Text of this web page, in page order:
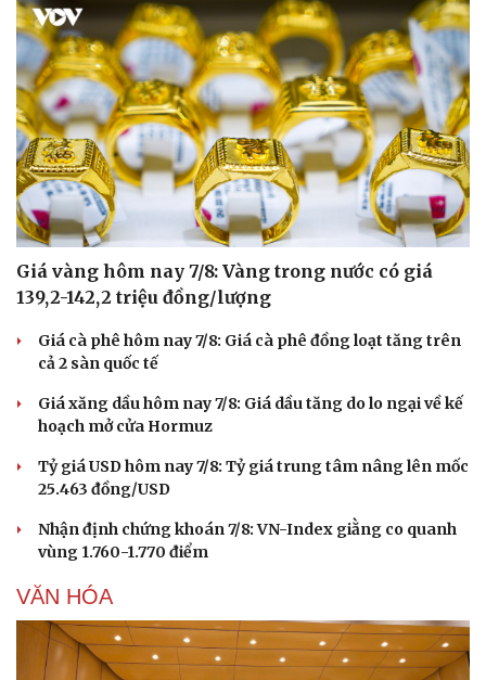
Sức khỏe
Dinh dưỡng - món ngon
Cây thuốc
Nhi khoa
Nam khoa
Phòng mạch online
Ăn sạch sống khỏe
Nhà đẹp
Giá vàng hôm nay 7/8: Vàng trong nước có giá
139,2-142,2 triệu đồng/lượng
Giá cà phê hôm nay 7/8: Giá cà phê đồng loạt tăng trên
cả 2 sàn quốc tế
Giá xăng dầu hôm nay 7/8: Giá dầu tăng do lo ngại về kế
hoạch mở cửa Hormuz
Tỷ giá USD hôm nay 7/8: Tỷ giá trung tâm nâng lên mốc
25.463 đồng/USD
Nhận định chứng khoán 7/8: VN-Index giằng co quanh
vùng 1.760-1.770 điểm
VĂN HÓA